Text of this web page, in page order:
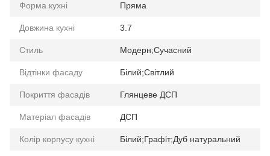
Форма кухні Пряма
Довжина кухні 3.7
Стиль Модерн;Сучасний
Відтінки фасаду Білий;Світлий
Покриття фасадів Глянцеве ДСП
Матеріал фасадів ДСП
Колір корпусу кухні Білий;Графіт;Дуб натуральний